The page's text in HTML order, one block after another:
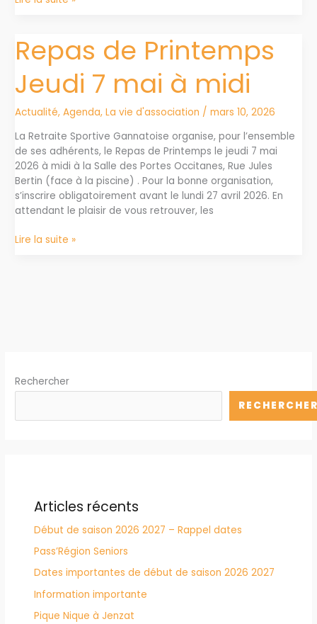
suite
Repas de Printemps
Jeudi 7 mai à midi
Actualité,Agenda,La vie d'association /mars 10, 2026
La Retraite Sportive Gannatoise organise, pour l’ensemble
de ses adhérents, le Repas de Printemps le jeudi 7 mai
2026 à midi à la Salle des Portes Occitanes, Rue Jules
Bertin (face à la piscine) . Pour la bonne organisation,
s’inscrire obligatoirement avant le lundi 27 avril 2026. En
attendant le plaisir de vous retrouver, les
Repas
Lire la suite »
Rechercher
Articles récents
Début de saison 2026 2027 – Rappel dates
Pass’Région Seniors
Dates importantes de début de saison 2026 2027
Information importante
Pique Nique à Jenzat